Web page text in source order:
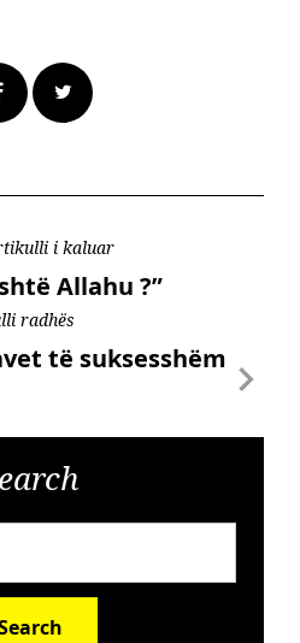
i kaluar
Allahu ?”
radhës
të suksesshëm